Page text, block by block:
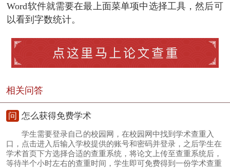
Word软件就需要在最上面菜单项中选择工具，然后可
以看到字数统计。
相关问答
问 怎么获得免费学术
学生需要登录自己的校园网，在校园网中找到学术查重入
口，点击进入后输入学校提供的账号和密码并登录，之后学生在
学术首页下方选择合适的查重系统，将论文上传至查重系统后，
等待半个小时左右的查重时间，学生即可免费得到一份学术查重